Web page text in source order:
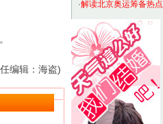
编辑：海盗)
·解读北京奥运筹备热点